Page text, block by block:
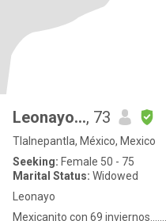
Leonayo..., 73
Tlalnepantla, México, Mexico
Seeking: Female 50 - 75
Marital Status: Widowed
Leonayo
Mexicanito con 69